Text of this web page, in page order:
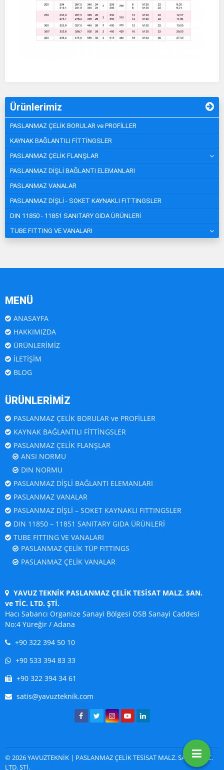
Ürünlerimiz
PASLANMAZ ÇELİK BORULAR ve PROFİLLER
KAYNAK BAĞLANTILI FİTTİNGSLER
PASLANMAZ ÇELİK FLANŞLAR
PASLANMAZ DİŞLİ BAĞLANTI ELEMANLARI
PASLANMAZ VANALAR
PASLANMAZ DİŞLİ - SOKET KAYNAKLI FITTINGSLER
DIN 11850 - 11851 SANITARY GIDA ÜRÜNLERİ
TUBE FITTING VE VANALARI
MENÜ
ANASAYFA
HAKKIMIZDA
ÜRÜNLERİMİZ
İLETİŞİM
BLOG
ÜRÜNLERİMİZ
PASLANMAZ ÇELİK BORULAR ve PROFİLLER
KAYNAK BAĞLANTILI FİTTİNGSLER
PASLANMAZ ÇELİK FLANŞLAR
ANSI NORMU
DIN NORMU
PASLANMAZ DİŞLİ BAĞLANTI ELEMANLARI
PASLANMAZ VANALAR
PASLANMAZ DİŞLİ – SOKET KAYNAKLI FITTINGSLER
DIN 11850 – 11851 SANITARY GIDA ÜRÜNLERİ
TUBE FITTING VE VANALARI
PASLANMAZ ÇELİK TÜP FITTINGS
PASLANMAZ ÇELİK VANALAR
YAVUZ TEKNİK PASLANMAZ ÇELİK TESİSAT MALZ. SAN.
ve TİC. LTD. ŞTİ.
Hacı Sabancı Organize Sanayi Bölgesi OSB Sanayi Caddesi
No:4 Yüreğir / Adana
+90 322 394 50 10
+90 533 394 83 33
+90 322 394 34 61
satis@yavuzteknik.com
© 2026 YAVUZTEKNİK | PASLANMAZ ÇELİK TESİSAT MALZ. SAN. ve TİC.
LTD. ŞTİ.